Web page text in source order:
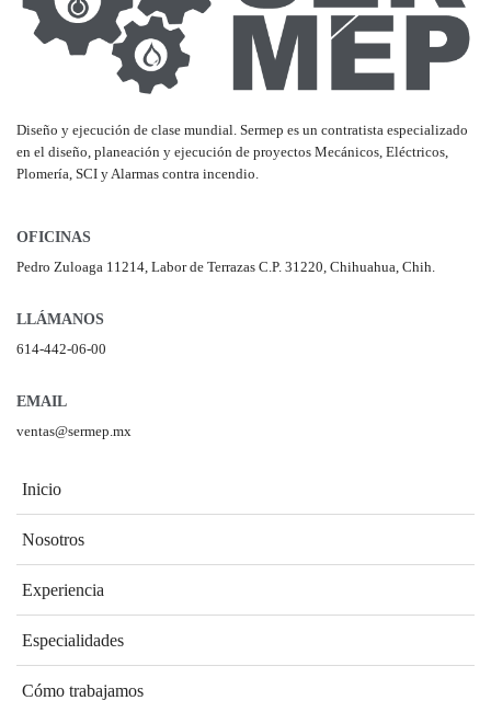
Diseño y ejecución de clase mundial. Sermep es un contratista especializado
en el diseño, planeación y ejecución de proyectos Mecánicos, Eléctricos,
Plomería, SCI y Alarmas contra incendio.
OFICINAS
Pedro Zuloaga 11214, Labor de Terrazas C.P. 31220, Chihuahua, Chih.
LLÁMANOS
614-442-06-00
EMAIL
ventas@sermep.mx
Inicio
Nosotros
Experiencia
Especialidades
Cómo trabajamos